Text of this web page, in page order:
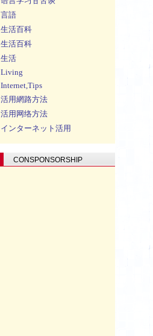
言語
生活百科
生活百科
生活
Living
Internet,Tips
活用網路方法
活用网络方法
インターネット活用
CONSPONSORSHIP